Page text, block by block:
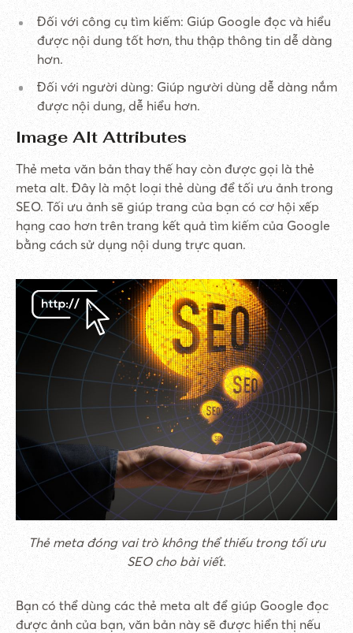
Đối với công cụ tìm kiếm: Giúp Google đọc và hiểu
được nội dung tốt hơn, thu thập thông tin dễ dàng
hơn.
Đối với người dùng: Giúp người dùng dễ dàng nắm
được nội dung, dễ hiểu hơn.
Image Alt Attributes
Thẻ meta văn bản thay thế hay còn được gọi là thẻ
meta alt. Đây là một loại thẻ dùng để tối ưu ảnh trong
SEO. Tối ưu ảnh sẽ giúp trang của bạn có cơ hội xếp
hạng cao hơn trên trang kết quả tìm kiếm của Google
bằng cách sử dụng nội dung trực quan.
Thẻ meta đóng vai trò không thể thiếu trong tối ưu
SEO cho bài viết.
Bạn có thể dùng các thẻ meta alt để giúp Google đọc
được ảnh của bạn, văn bản này sẽ được hiển thị nếu